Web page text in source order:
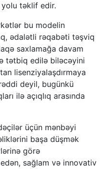
yolu təklif edir.
bu modelin
ədalətli rəqabəti təşviq
saxlamağa davam
tətbiq edilə biləcəyini
lisenziyalaşdırmaya
deyil, bugünkü
ilə açıqlıq arasında
üçün mənbəyi
başa düşmək
görə
sağlam və innovativ